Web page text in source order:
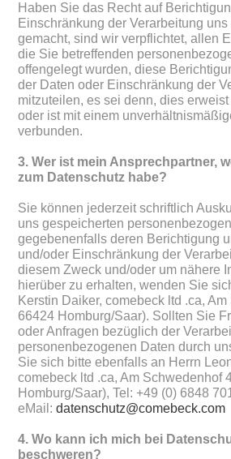
Haben Sie das Recht auf
Einschränkung der Verarbeitung
gemacht, sind wir verpflichtet, allen
die Sie betreffenden
offengelegt wurden, diese
der Daten oder Einschränkung der
mitzuteilen, es sei denn, dies
oder ist mit einem
verbunden.
3. Wer ist mein Ansprechpartner,
zum Datenschutz habe?
Sie können jederzeit schriftlich
uns gespeicherten
gegebenenfalls deren Berichtigung
und/oder Einschränkung der
diesem Zweck und/oder um nähere
hierüber zu erhalten, wenden Sie
Kerstin Daiker, comebeck ltd .ca,
66424 Homburg/Saar). Sollten Sie
oder Anfragen bezüglich der
personenbezogenen Daten durch
Sie sich bitte ebenfalls an Herrn
comebeck ltd .ca, Am Schwedenhof
Homburg/Saar), Tel: +49 (0) 6848
eMail:datenschutz@comebeck.com
4. Wo kann ich mich bei
beschweren?